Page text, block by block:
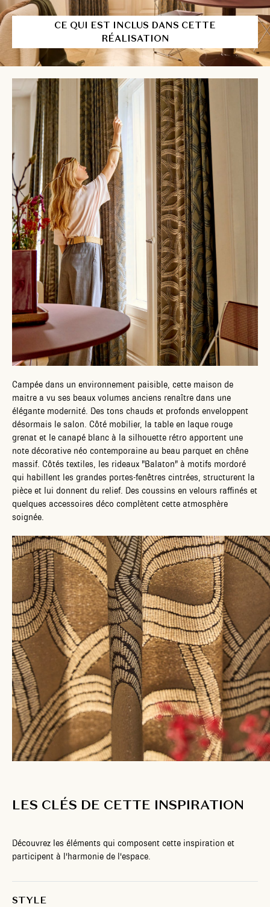
CE QUI EST INCLUS DANS CETTE
RÉALISATION
Campée dans un environnement paisible, cette maison de
maitre a vu ses beaux volumes anciens renaître dans une
élégante modernité. Des tons chauds et profonds enveloppent
désormais le salon. Côté mobilier, la table en laque rouge
grenat et le canapé blanc à la silhouette rétro apportent une
note décorative néo contemporaine au beau parquet en chêne
massif. Côtés textiles, les rideaux "Balaton" à motifs mordoré
qui habillent les grandes portes-fenêtres cintrées, structurent la
pièce et lui donnent du relief. Des coussins en velours raffinés et
quelques accessoires déco complètent cette atmosphère
soignée.
LES CLÉS DE CETTE INSPIRATION
Découvrez les éléments qui composent cette inspiration et
participent à l'harmonie de l'espace.
STYLE